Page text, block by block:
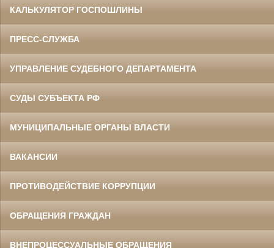
КАЛЬКУЛЯТОР ГОСПОШЛИНЫ
ПРЕСС-СЛУЖБА
УПРАВЛЕНИЕ СУДЕБНОГО ДЕПАРТАМЕНТА
СУДЫ СУБЪЕКТА РФ
МУНИЦИПАЛЬНЫЕ ОРГАНЫ ВЛАСТИ
ВАКАНСИИ
ПРОТИВОДЕЙСТВИЕ КОРРУПЦИИ
ОБРАЩЕНИЯ ГРАЖДАН
ВНЕПРОЦЕССУАЛЬНЫЕ ОБРАЩЕНИЯ